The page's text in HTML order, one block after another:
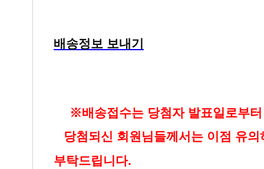
배송정보 보내기
※배송접수는 당첨자 발표일로부
당첨되신 회원님들께서는 이점 유
부탁드립니다.